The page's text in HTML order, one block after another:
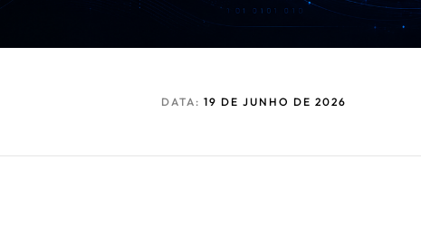
DATA: 19 DE JUNHO DE 2026